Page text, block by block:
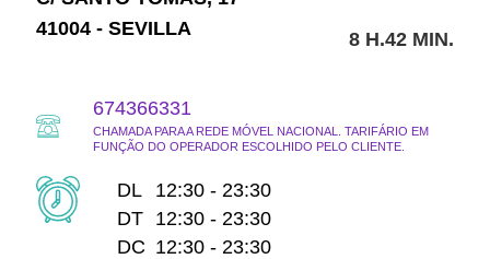
41004 - SEVILLA
8 H.42 MIN.
674366331
CHAMADA PARA A REDE MÓVEL NACIONAL. TARIFÁRIO EM
FUNÇÃO DO OPERADOR ESCOLHIDO PELO CLIENTE.
DAY OF THE WEEK
DL
12:30 - 23:30
DT 12:30 - 23:30
DC 12:30 - 23:30